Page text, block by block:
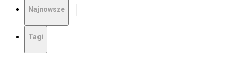
Najnowsze
Tagi